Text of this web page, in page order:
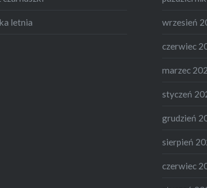
letnia wrzesień
czerwiec
marzec
styczeń
grudzień
sierpień
czerwiec